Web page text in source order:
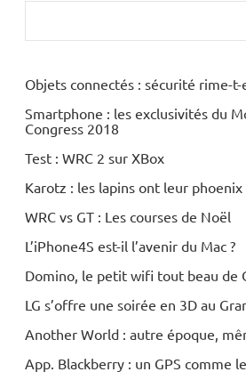
Objets connectés : sécurité rime-
Smartphone : les exclusivités du
Congress 2018
Test : WRC 2 sur XBox
Karotz : les lapins ont leur phoenix
WRC vs GT : Les courses de Noël
L’iPhone4S est-il l’avenir du Mac ?
Domino, le petit wifi tout beau de
LG s’offre une soirée en 3D au
Another World : autre époque,
App. Blackberry : un GPS comme